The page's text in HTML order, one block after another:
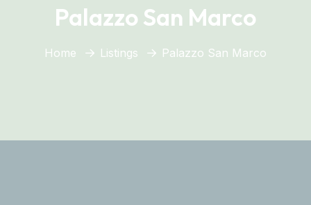
Palazzo San Marco
Home Listings Palazzo San Marco